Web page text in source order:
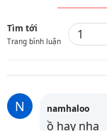
Tìm tới
Trang bình luận
N namhaloo
ồ hay nha